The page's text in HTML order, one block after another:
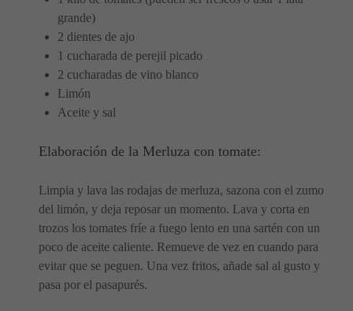
grande)
2 dientes de ajo
1 cucharada de perejil picado
2 cucharadas de vino blanco
Limón
Aceite y sal
Elaboración de la Merluza con tomate:
Limpia y lava las rodajas de merluza, sazona con el zumo
del limón, y deja reposar un momento. Lava y corta en
trozos los tomates fríe a fuego lento en una sartén con un
poco de aceite caliente. Remueve de vez en cuando para
evitar que se peguen. Una vez fritos, añade sal al gusto y
pasa por el pasapurés.